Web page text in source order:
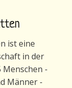
ist eine
in der
Menschen -
Männer -